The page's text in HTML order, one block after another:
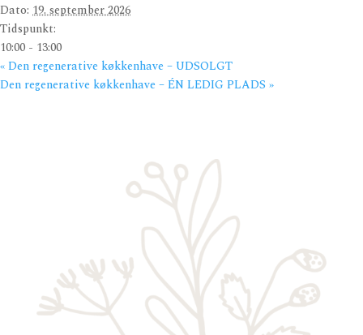
Dato: 19. september 2026
Tidspunkt:
10:00 - 13:00
«Den regenerative køkkenhave – UDSOLGT
Den regenerative køkkenhave – ÉN LEDIG PLADS »